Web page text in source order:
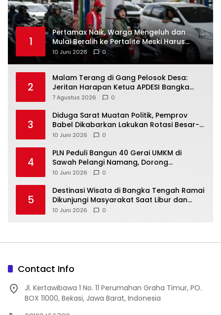
1
‎Pertamax Naik, Warga Mengeluh dan
Mulai Beralih ke Pertalite Meski Harus
10 Juni 2026 0
2
Malam Terang di Gang Pelosok Desa:
Jeritan Harapan Ketua APDESI Bangka
Tengah untuk PLN Babel
7 Agustus 2026 0
3
‎Diduga Sarat Muatan Politik, Pemprov
Babel Dikabarkan Lakukan Rotasi Besar-
10 Juni 2026 0
4
‎PLN Peduli Bangun 40 Gerai UMKM di
Sawah Pelangi Namang, Dorong
10 Juni 2026 0
5
‎Destinasi Wisata di Bangka Tengah Ramai
Dikunjungi Masyarakat Saat Libur dan
Akhir Pekan
10 Juni 2026 0
Contact Info
Jl. Kertawibawa 1 No. 11 Perumahan Graha Timur, PO.
BOX 11000, Bekasi, Jawa Barat, Indonesia